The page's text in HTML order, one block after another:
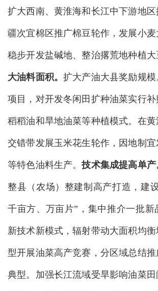
扩大西南、黄淮海和长江中下游地
疆次宜棉区推广棉豆轮作，发展小麦
稳步开发盐碱地、整治撂荒地种植大
大油料面积。扩大产油大县奖励规
项目，对开发冬闲田扩种油菜实行补
稻稻油和旱地油菜等种植模式。在
交错带发展玉米花生轮作，因地制
等特色油料生产。技术集成提高单产
整县（农场）整建制高产打造，建
千亩方、万亩片”，集中推介一批新
新技术新模式，辐射带动大面积均
型开展油菜高产竞赛，分区域总结
典型。加强长江流域受旱影响油菜